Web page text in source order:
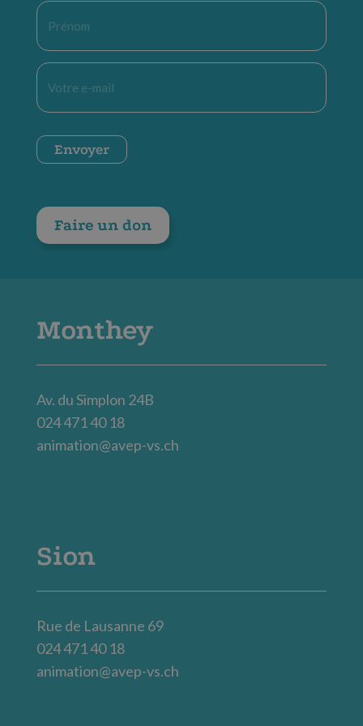
Prénom
E-
mail
CAPTCHA
Envoyer
Faire un don
Monthey
Av. du Simplon 24B
024 471 40 18
animation@avep-vs.ch
Sion
Rue de Lausanne 69
024 471 40 18
animation@avep-vs.ch